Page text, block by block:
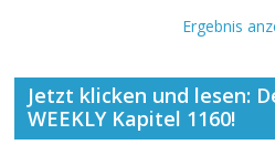
Ergebnis
Jetzt klicken und lesen:
WEEKLY Kapitel 1160!